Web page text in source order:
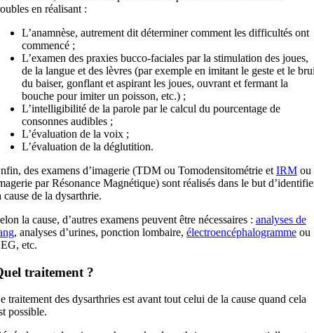
en réalisant :
L’anamnèse, autrement dit déterminer comment les difficultés ont
commencé ;
L’examen des praxies bucco-faciales par la stimulation des joues,
de la langue et des lèvres (par exemple en imitant le geste et le
du baiser, gonflant et aspirant les joues, ouvrant et fermant la
bouche pour imiter un poisson, etc.) ;
L’intelligibilité de la parole par le calcul du pourcentage de
consonnes audibles ;
L’évaluation de la voix ;
L’évaluation de la déglutition.
des examens d’imagerie (TDM ou Tomodensitométrie et IRMou
par Résonance Magnétique) sont réalisés dans le but
cause de la dysarthrie.
la cause, d’autres examens peuvent être nécessaires : analyses de
, analyses d’urines, ponction lombaire, électroencéphalogrammeou
etc.
traitement ?
traitement des dysarthries est avant tout celui de la cause quand cela
possible.